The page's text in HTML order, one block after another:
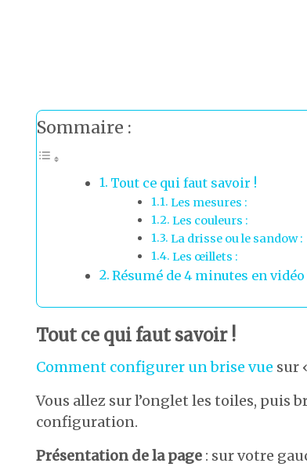
Sommaire :
Tout ce qui faut savoir !
Les mesures :
Les couleurs :
La drisse ou le sandow :
Les œillets :
Résumé de 4 minutes en vidéo
Tout ce qui faut savoir !
Comment configurer un brise vue sur
Vous allez sur l’onglet les toiles, puis
configuration.
Présentation de la page : sur votre